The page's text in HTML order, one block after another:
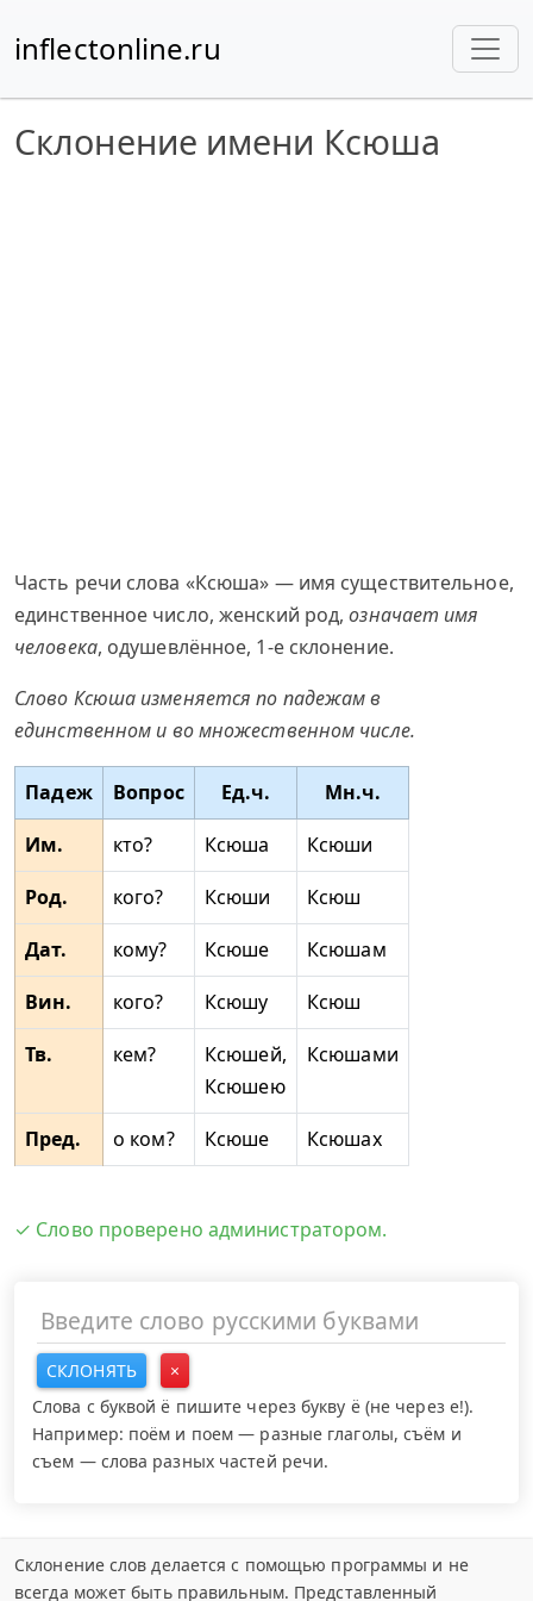
inflectonline.ru
Склонение имени Ксюша
Часть речи слова «Ксюша» — имя существительное,
единственное число, женский род,означает имя
человека, одушевлённое, 1-е склонение.
Слово Ксюша изменяется по падежам в
единственном и во множественном числе.
Падеж Вопрос Ед.ч.
Мн.ч.
Им.
кто? Ксюша
Ксюши
Род.
кого? Ксюши
Ксюш
Дат.
кому? Ксюше
Ксюшам
Вин.
кого? Ксюшу
Ксюш
Тв.
кем?
Ксюшей,
Ксюшею
Ксюшами
Пред. о ком? Ксюше Ксюшах
✓ Слово проверено администратором.
СКЛОНЯТЬ
×
Слова с буквой ё пишите через букву ё (не через е!).
Например: поём и поем — разные глаголы, съём и
съем — слова разных частей речи.
Склонение слов делается с помощью программы и не
всегда может быть правильным. Представленный